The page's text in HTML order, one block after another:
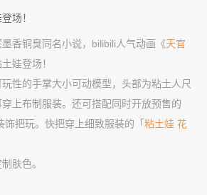
场！
香铜臭同名小说，bilibili人气动画《天官
娃登场！
性的手掌大小可动模型，头部为粘土人尺
上布制服装。还可搭配同时开放预售的
饰把玩。快把穿上细致服装的「 粘土娃 花
肤色。